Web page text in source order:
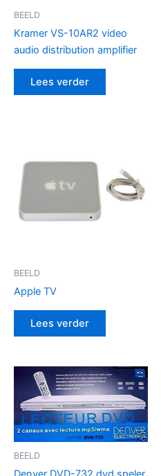
BEELD
Kramer VS-10AR2 video
audio distribution amplifier
Lees verder
BEELD
Apple TV
Lees verder
BEELD